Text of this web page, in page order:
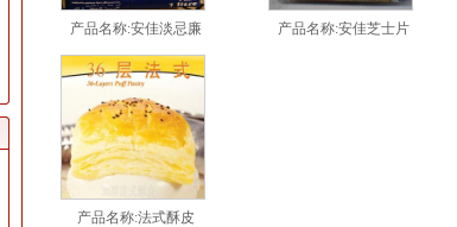
产品名称:安佳淡忌廉 产品名称:安佳芝士片
产品名称:法式酥皮